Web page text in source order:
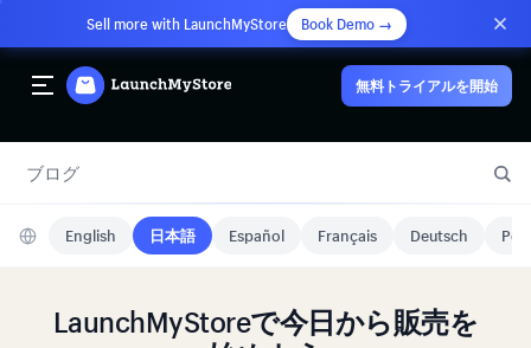
Sell more with LaunchMyStore Book Demo →
無料トライアルを開始
ブログ
English 日本語 Español Français Deutsch
LaunchMyStoreで今日から販売を